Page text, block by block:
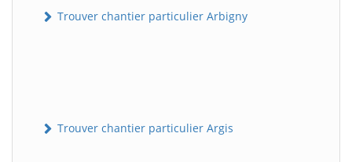
Trouver chantier particulier Arbigny
Trouver chantier particulier Argis